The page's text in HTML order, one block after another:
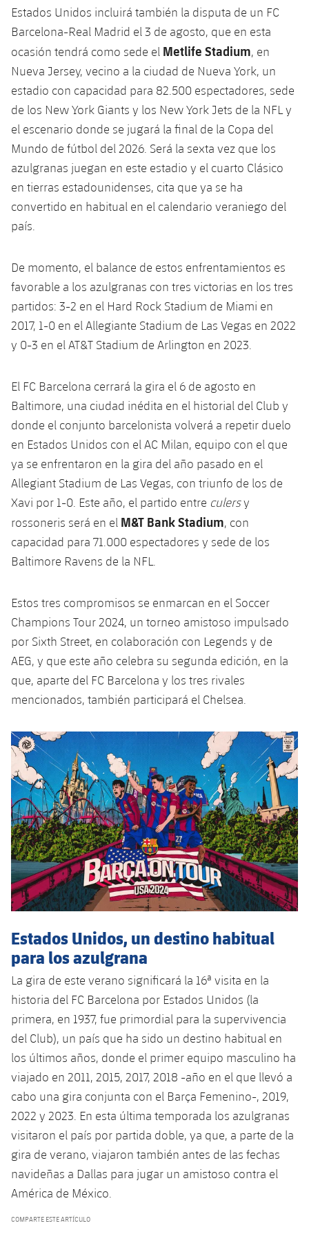
Estados Unidos incluirá también la disputa de un FC
Barcelona-Real Madrid el 3 de agosto, que en esta
ocasión tendrá como sede el Metlife Stadium, en
Nueva Jersey, vecino a la ciudad de Nueva York, un
estadio con capacidad para 82.500 espectadores, sede
de los New York Giants y los New York Jets de la NFL y
el escenario donde se jugará la final de la Copa del
Mundo de fútbol del 2026. Será la sexta vez que los
azulgranas juegan en este estadio y el cuarto Clásico
en tierras estadounidenses, cita que ya se ha
convertido en habitual en el calendario veraniego del
país.
De momento, el balance de estos enfrentamientos es
favorable a los azulgranas con tres victorias en los tres
partidos: 3-2 en el Hard Rock Stadium de Miami en
2017, 1-0 en el Allegiante Stadium de Las Vegas en 2022
y 0-3 en el AT&T Stadium de Arlington en 2023.
El FC Barcelona cerrará la gira el 6 de agosto en
Baltimore, una ciudad inédita en el historial del Club y
donde el conjunto barcelonista volverá a repetir duelo
en Estados Unidos con el AC Milan, equipo con el que
ya se enfrentaron en la gira del año pasado en el
Allegiant Stadium de Las Vegas, con triunfo de los de
Xavi por 1-0. Este año, el partido entre culersy
rossoneris será en el M&T Bank Stadium, con
capacidad para 71.000 espectadores y sede de los
Baltimore Ravens de la NFL.
Estos tres compromisos se enmarcan en el Soccer
Champions Tour 2024, un torneo amistoso impulsado
por Sixth Street, en colaboración con Legends y de
AEG, y que este año celebra su segunda edición, en la
que, aparte del FC Barcelona y los tres rivales
mencionados, también participará el Chelsea.
Estados Unidos, un destino habitual
para los azulgrana
La gira de este verano significará la 16ª visita en la
historia del FC Barcelona por Estados Unidos (la
primera, en 1937, fue primordial para la supervivencia
del Club), un país que ha sido un destino habitual en
los últimos años, donde el primer equipo masculino ha
viajado en 2011, 2015, 2017, 2018 -año en el que llevó a
cabo una gira conjunta con el Barça Femenino-, 2019,
2022 y 2023. En esta última temporada los azulgranas
visitaron el país por partida doble, ya que, a parte de la
gira de verano, viajaron también antes de las fechas
navideñas a Dallas para jugar un amistoso contra el
América de México.
COMPARTE ESTE ARTÍCULO